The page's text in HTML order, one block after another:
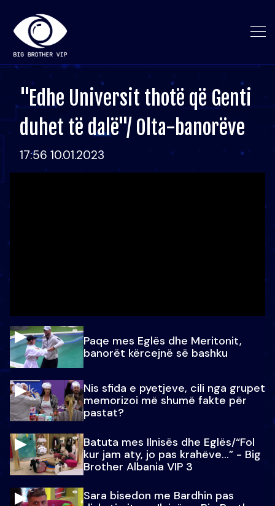
"Edhe Universit thotë që Genti
duhet të dalë"/ Olta-banorëve
17:56 10.01.2023
Paqe mes Eglës dhe Meritonit,
banorët kërcejnë së bashku
Nis sfida e pyetjeve, cili nga grupet
memorizoi më shumë fakte për
pastat?
Batuta mes Ilnisës dhe Eglës/“Fol
kur jam aty, jo pas krahëve…” - Big
Brother Albania VIP 3
Sara bisedon me Bardhin pas